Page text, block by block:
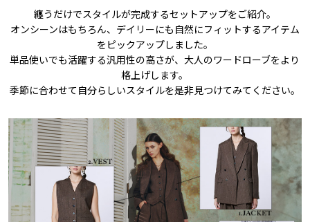
纏うだけでスタイルが完成するセットアップをご紹介。
オンシーンはもちろん、デイリーにも自然にフィットするアイテム
をピックアップしました。
単品使いでも活躍する汎用性の高さが、大人のワードローブをより
格上げします。
季節に合わせて自分らしいスタイルを是非見つけてみてください。